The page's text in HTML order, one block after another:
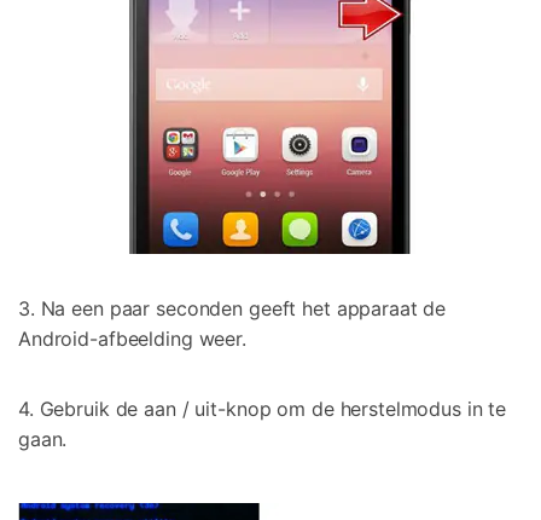
3. Na een paar seconden geeft het apparaat de
Android-afbeelding weer.
4. Gebruik de aan / uit-knop om de herstelmodus in te
gaan.